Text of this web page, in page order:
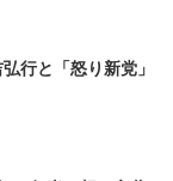
行と「怒り新党」